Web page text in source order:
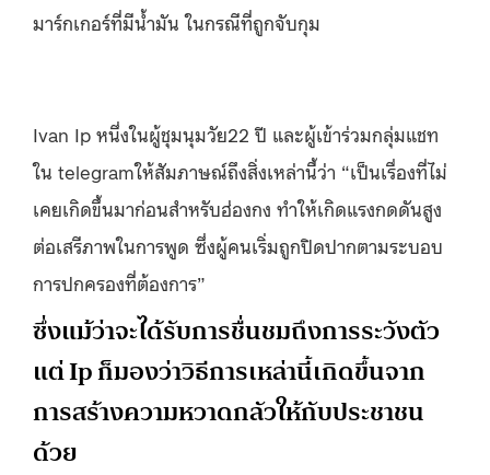
มาร์กเกอร์ที่มีน้ำมัน ในกรณีที่ถูกจับกุม
Ivan Ip หนึ่งในผู้ชุมนุมวัย22 ปี และผู้เข้าร่วมกลุ่มแชท
ใน telegramให้สัมภาษณ์ถึงสิ่งเหล่านี้ว่า “เป็นเรื่องที่ไม่
เคยเกิดขึ้นมาก่อนสำหรับฮ่องกง ทำให้เกิดแรงกดดันสูง
ต่อเสรีภาพในการพูด ซึ่งผู้คนเริ่มถูกปิดปากตามระบอบ
การปกครองที่ต้องการ”
ซึ่งแม้ว่าจะได้รับการชื่นชมถึงการระวังตัว
แต่ Ip ก็มองว่าวิธีการเหล่านี้เกิดขึ้นจาก
การสร้างความหวาดกลัวให้กับประชาชน
ด้วย